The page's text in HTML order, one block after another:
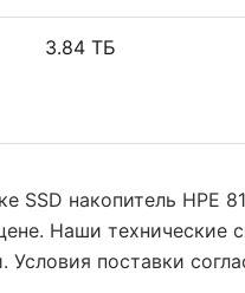
3.84 ТБ
SSD накопитель HPE
Наши
Условия поставки